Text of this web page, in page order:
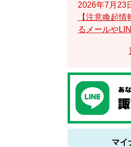
2026年7月23
【注意喚起
るメールや
マイ